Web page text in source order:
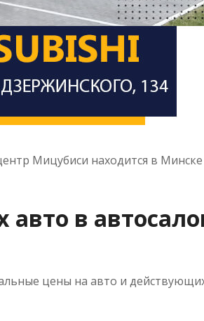
Мицубиси находится в Минске
в
цены на авто и